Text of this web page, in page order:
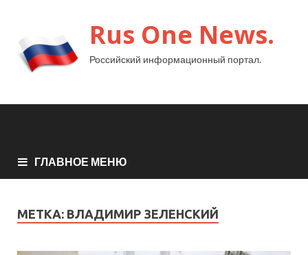
Rus One News.
Российский информационный портал.
ГЛАВНОЕ МЕНЮ
МЕТКА: ВЛАДИМИР ЗЕЛЕНСКИЙ